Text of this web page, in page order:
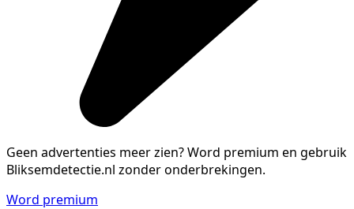
Geen advertenties meer zien?Word premium en gebruik
Bliksemdetectie.nl zonder onderbrekingen.
Word premium